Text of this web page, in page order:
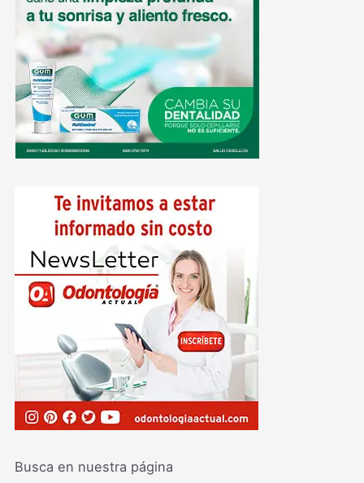
Busca en nuestra página